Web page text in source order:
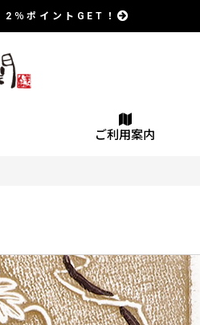
2％ポイントGET！
ご利用案内